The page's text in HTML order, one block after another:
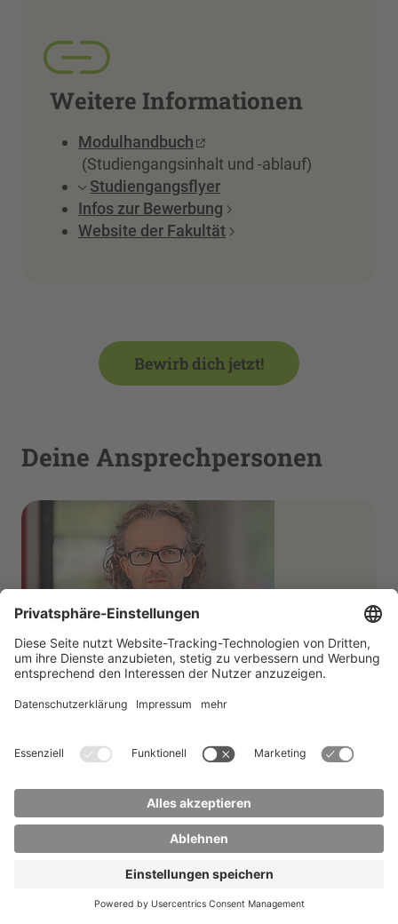
Weitere Informationen
Modulhandbuch
(Studiengangsinhalt und -ablauf)
Studiengangsflyer
Infos zur Bewerbung
Website der Fakultät
Bewirb dich jetzt!
Deine Ansprechpersonen
Fachstudienberater
Jörg Saatkamp
J.Saatkamp(at)hszg.de
Fakultät Management- und
Kulturwissenschaften